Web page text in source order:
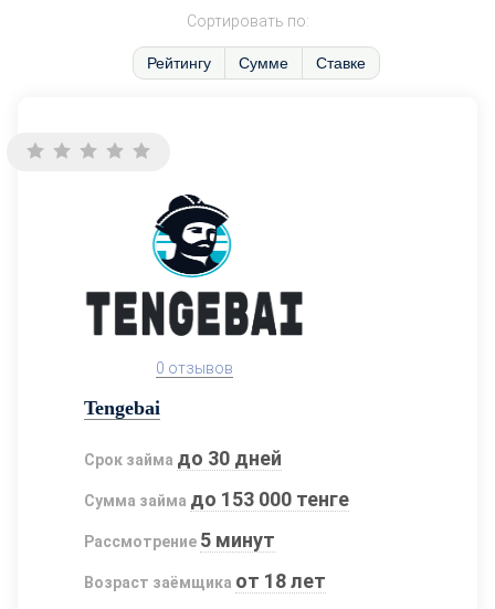
Сортировать по:
Рейтингу Сумме Ставке
0 отзывов
Tengebai
Срок займа до 30 дней
Сумма займа до 153 000 тенге
Рассмотрение 5 минут
Возраст заёмщика от 18 лет